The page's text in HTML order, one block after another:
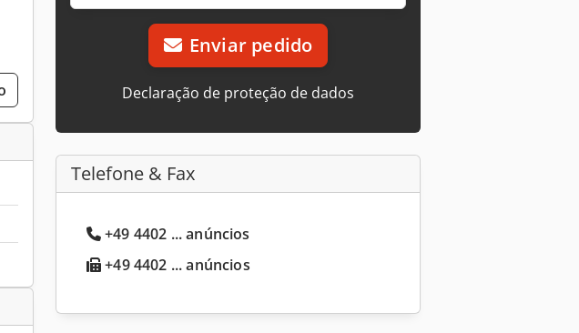
Enviar pedido
Declaração de proteção de dados
Telefone & Fax
+49 4402 ... anúncios
+49 4402 ... anúncios